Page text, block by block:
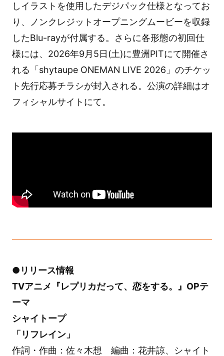
しイラストを使用したデジパック仕様となってお
り、ノンクレジットオープニングムービーを収録
したBlu-rayが付属する。さらに各形態の初回仕
様には、2026年9月5日(土)に豊洲PITにて開催さ
れる「shytaupe ONEMAN LIVE 2026」のチケッ
ト先行応募チラシが封入される。公演の詳細はオ
フィシャルサイトにて。
●リリース情報
TVアニメ『レプリカだって、恋をする。』OPテ
ーマ
シャイトープ
「リフレイン」
作詞・作曲：佐々木想 編曲：花井諒、シャイト